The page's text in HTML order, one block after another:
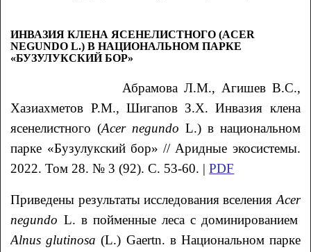
ИНВАЗИЯ КЛЕНА ЯСЕНЕЛИСТНОГО (ACER
NEGUNDO L.) В НАЦИОНАЛЬНОМ ПАРКЕ
«БУЗУЛУКСКИЙ БОР»
Абрамова Л.М., Агишев В.С.,
Хазиахметов Р.М., Шигапов З.Х.Инвазия клена
ясенелистного (Acer negundo L.) в национальном
парке «Бузулукский бор»// Аридные экосистемы.
2022. Том 28. № 3 (92). С. 53-60. |PDF
Приведены результаты исследования вселения Acer
negundo L. в пойменные леса с доминированием
Alnus glutinosa (L.) Gaertn. в Национальном парке